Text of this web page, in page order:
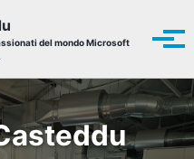
del mondo Microsoft